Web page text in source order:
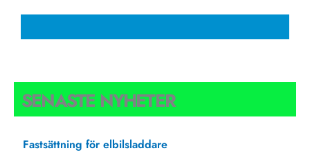
SENASTE NYHETER
Fastsättning för elbilsladdare